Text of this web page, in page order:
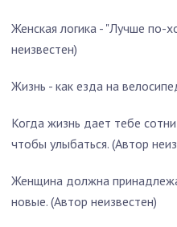
Женская логика - "Лучше по-
неизвестен)
Жизнь - как езда на
Когда жизнь дает тебе
чтобы улыбаться. (Автор
Женщина должна
новые. (Автор неизвестен)